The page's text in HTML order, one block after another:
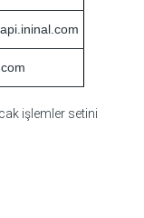
işlemler setini